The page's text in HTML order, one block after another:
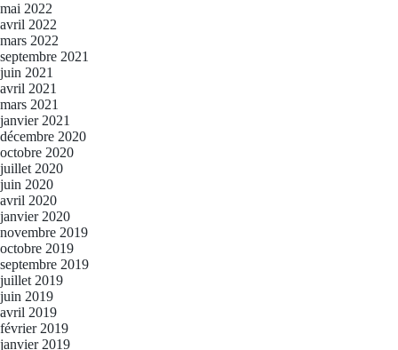
mai 2022
avril 2022
mars 2022
septembre 2021
juin 2021
avril 2021
mars 2021
janvier 2021
décembre 2020
octobre 2020
juillet 2020
juin 2020
avril 2020
janvier 2020
novembre 2019
octobre 2019
septembre 2019
juillet 2019
juin 2019
avril 2019
février 2019
janvier 2019